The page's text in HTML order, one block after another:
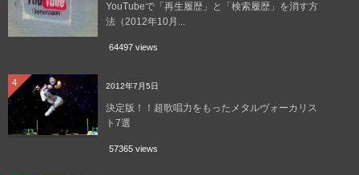
YouTubeで「再生履歴」と「検索履歴」を消す方
法（2012年10月...
64497 views
4 2012年7月5日
決定版！！超歌唱力をもったメタルヴォーカリス
ト7選
57365 views